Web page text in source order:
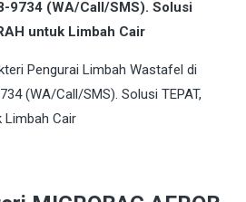
9734 (WA/Call/SMS). Solusi
untuk Limbah Cair